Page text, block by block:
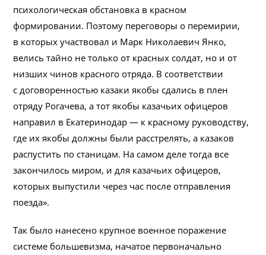
психологическая обстановка в красном
формировании. Поэтому переговоры о перемирии,
в которых участвовал и Марк Николаевич Янко,
велись тайно не только от красных солдат, но и от
низших чинов красного отряда. В соответствии
с договоренностью казаки якобы сдались в плен
отряду Рогачева, а тот якобы казачьих офицеров
направил в Екатеринодар — к красному руководству,
где их якобы должны были расстрелять, а казаков
распустить по станицам. На самом деле тогда все
закончилось миром, и для казачьих офицеров,
которых выпустили через час после отправления
поезда».
Так было нанесено крупное военное поражение
системе большевизма, начатое первоначально